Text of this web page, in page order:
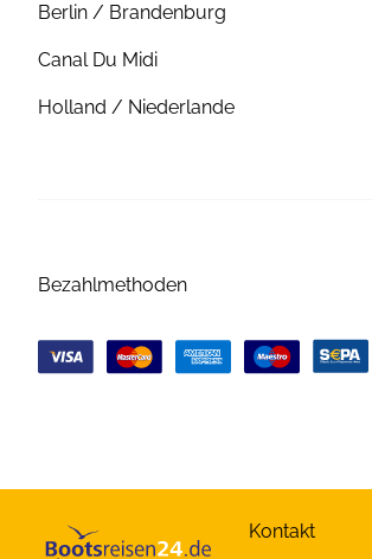
Berlin / Brandenburg
Canal Du Midi
Holland / Niederlande
Bezahlmethoden
Kontakt